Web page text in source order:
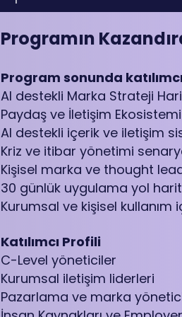
Programın
Program sonunda
AI destekli Marka Strateji
Paydaş ve İletişim
AI destekli içerik ve iletişim
Kriz ve itibar yönetimi
Kişisel marka ve thought
30 günlük uygulama yol
Kurumsal ve kişisel
Katılımcı Profili
C-Level yöneticiler
Kurumsal iletişim liderleri
Pazarlama ve marka